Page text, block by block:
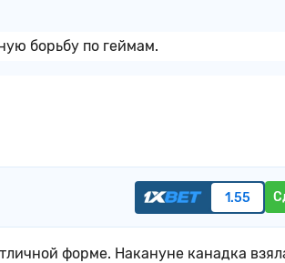
борьбу по геймам.
1.55
форме. Накануне канадка